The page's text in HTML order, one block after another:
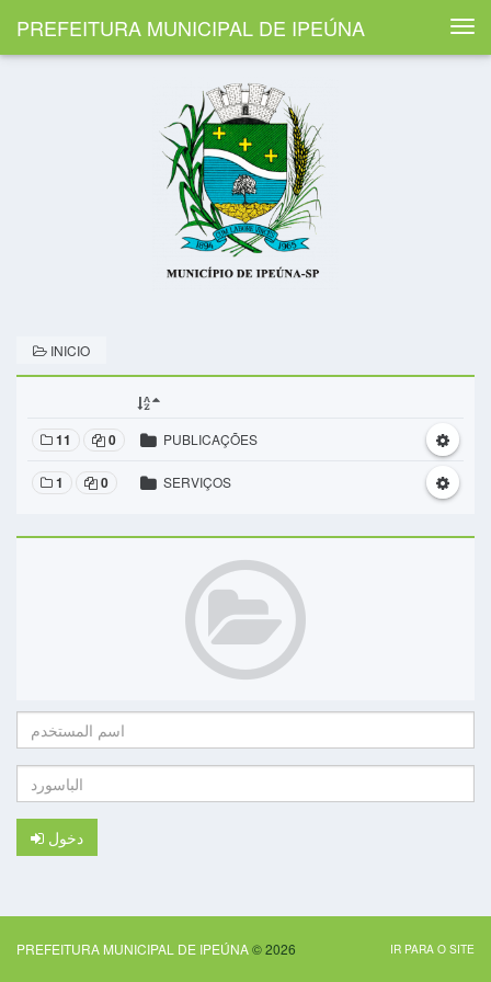
PREFEITURA MUNICIPAL DE IPEÚNA
INICIO
11 0 PUBLICAÇÕES
1 0 SERVIÇOS
المستخدم:
دخول
PREFEITURA MUNICIPAL DE IPEÚNA© 2026 IR PARA O SITE